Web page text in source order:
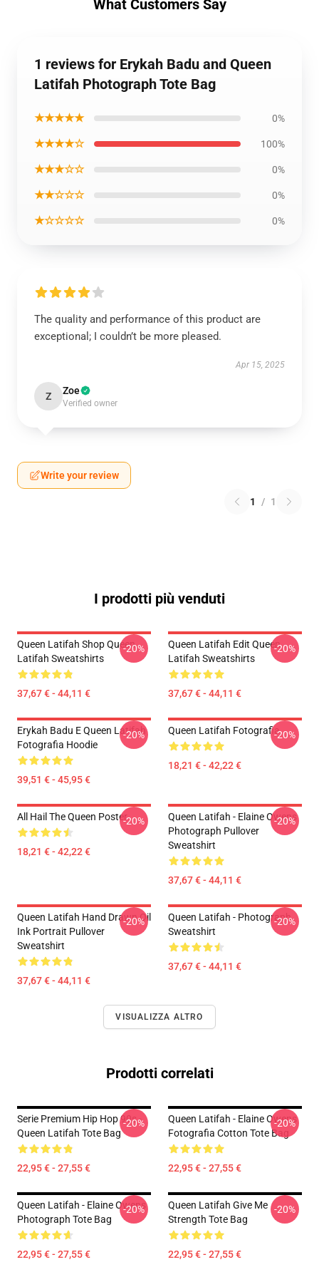
What Customers Say
1 reviews for Erykah Badu and Queen
Latifah Photograph Tote Bag
★★★★★ 0%
★★★★☆ 100%
★★★☆☆ 0%
★★☆☆☆ 0%
★☆☆☆☆ 0%
The quality and performance of this product are
exceptional; I couldn’t be more pleased.
Apr 15, 2025
Z Zoe
Verified owner
Write your review
1 / 1
I prodotti più venduti
Queen Latifah Shop Queen
Latifah Sweatshirts
37,67 € - 44,11 €
-20%
Queen Latifah Edit Queen
Latifah Sweatshirts
37,67 € - 44,11 €
-20%
Erykah Badu E Queen Latifah
Fotografia Hoodie
39,51 € - 45,95 €
-20% Queen Latifah Fotografia
18,21 € - 42,22 €
-20%
All Hail The Queen Poster
18,21 € - 42,22 €
-20%
Queen Latifah - Elaine Owens
Photograph Pullover
Sweatshirt
37,67 € - 44,11 €
-20%
Queen Latifah Hand Drawn Oil
Ink Portrait Pullover
Sweatshirt
37,67 € - 44,11 €
-20%
Queen Latifah - Photograph
Sweatshirt
37,67 € - 44,11 €
-20%
VISUALIZZA ALTRO
Prodotti correlati
Serie Premium Hip Hop 90s -
Queen Latifah Tote Bag
22,95 € - 27,55 €
-20%
Queen Latifah - Elaine Owens
Fotografia Cotton Tote Bag
22,95 € - 27,55 €
-20%
Queen Latifah - Elaine Owens
Photograph Tote Bag
22,95 € - 27,55 €
-20%
Queen Latifah Give Me
Strength Tote Bag
22,95 € - 27,55 €
-20%